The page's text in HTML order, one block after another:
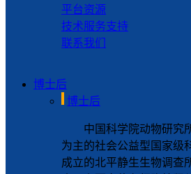
平台资源
技术服务支持
联系我们
博士后
博士后
中国科学院动物研究
为主的社会公益型国家级
成立的北平静生生物调查